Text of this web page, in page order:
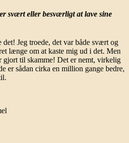
svært eller besværligt at lave sine
Jeg troede, det var både svært og
længe om at kaste mig ud i det. Men
gjort til skamme! Det er nemt, virkelig
er sådan cirka en million gange bedre,